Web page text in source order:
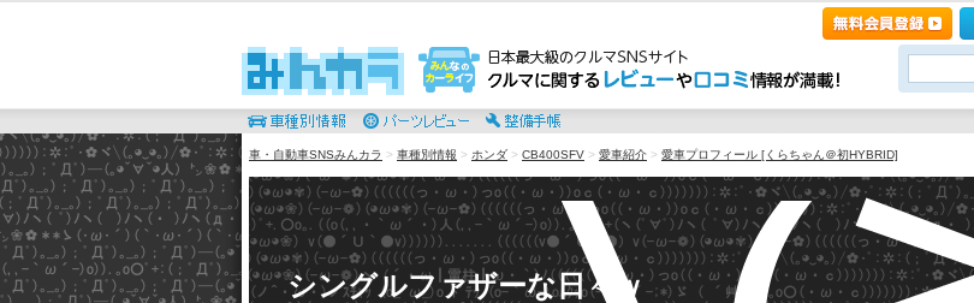
車・自動車SNSみんカラ > 車種別情報 > ホンダ > CB400SFV > 愛車紹介 > 愛車プロフィール [くらちゃん＠初HYBRID]
シングルファザーな日々ｗ